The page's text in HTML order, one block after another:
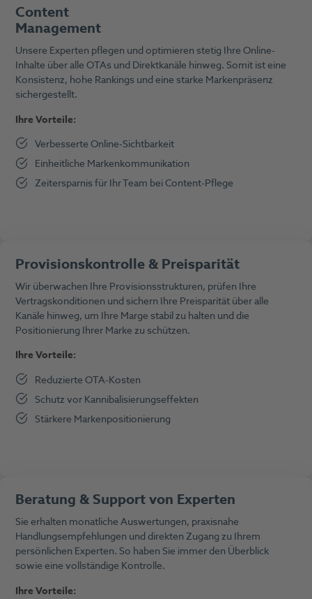
Content
Management
Unsere Experten pflegen und optimieren stetig Ihre Online-
Inhalte über alle OTAs und Direktkanäle hinweg. Somit ist eine
Konsistenz, hohe Rankings und eine starke Markenpräsenz
sichergestellt.
Ihre Vorteile:
Verbesserte Online-Sichtbarkeit
Einheitliche Markenkommunikation
Zeitersparnis für Ihr Team bei Content-Pflege
Provisionskontrolle & Preisparität
Wir überwachen Ihre Provisionsstrukturen, prüfen Ihre
Vertragskonditionen und sichern Ihre Preisparität über alle
Kanäle hinweg, um Ihre Marge stabil zu halten und die
Positionierung Ihrer Marke zu schützen.
Ihre Vorteile:
Reduzierte OTA-Kosten
Schutz vor Kannibalisierungseffekten
Stärkere Markenpositionierung
Beratung & Support von Experten
Sie erhalten monatliche Auswertungen, praxisnahe
Handlungsempfehlungen und direkten Zugang zu Ihrem
persönlichen Experten. So haben Sie immer den Überblick
sowie eine vollständige Kontrolle.
Ihre Vorteile: